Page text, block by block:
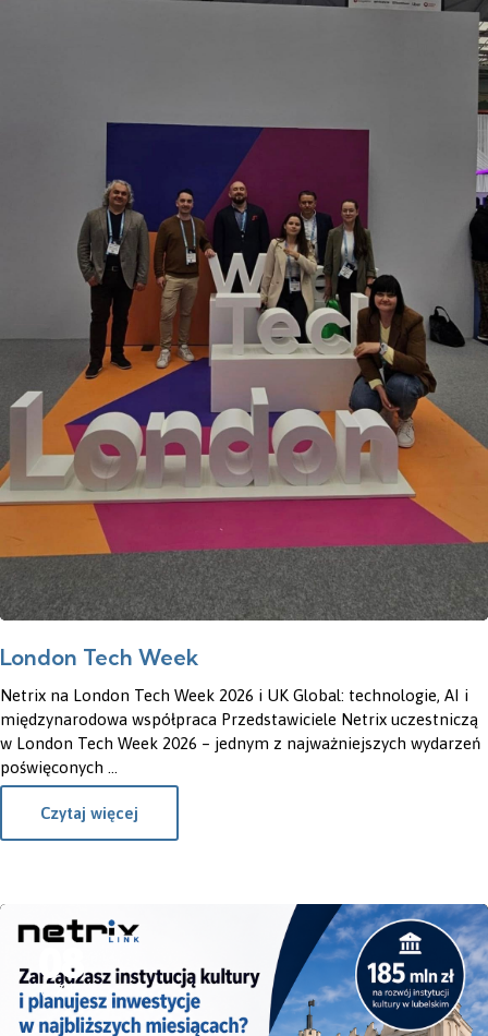
London Tech Week
Netrix na London Tech Week 2026 i UK Global: technologie, AI i
międzynarodowa współpraca Przedstawiciele Netrix uczestniczą
w London Tech Week 2026 – jednym z najważniejszych wydarzeń
poświęconych ...
Czytaj więcej
08
CZE